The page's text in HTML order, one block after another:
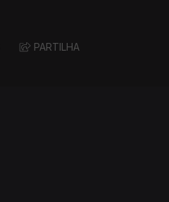
PARTILHA